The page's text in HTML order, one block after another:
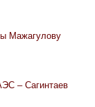
Мажагулову
– Сагинтаев